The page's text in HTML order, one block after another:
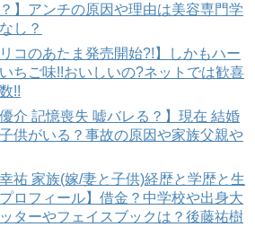
】アンチの原因や理由は美容専門学
し？
リコのあたま発売開始?!】しかもハー
いちご味!!おいしいの?ネットでは歓喜
!!
優介 記憶喪失 嘘バレる？】現在 結婚
供がいる？事故の原因や家族父親や
幸祐 家族(嫁/妻と子供)経歴と学歴と生
ロフィール】借金？中学校や出身大
ターやフェイスブックは？後藤祐樹